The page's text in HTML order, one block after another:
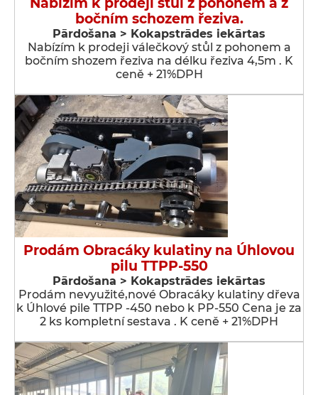
bočním schozem řeziva.
Pārdošana > Kokapstrādes iekārtas
Nabízím k prodeji válečkový stůl z pohonem a
bočním shozem řeziva na délku řeziva 4,5m . K
ceně + 21%DPH
Prodám Obracáky kulatiny na Úhlovou
pilu TTPP-550
Pārdošana > Kokapstrādes iekārtas
Prodám nevyužité,nové Obracáky kulatiny dřeva
k Úhlové pile TTPP -450 nebo k PP-550 Cena je za
2 ks kompletní sestava . K ceně + 21%DPH